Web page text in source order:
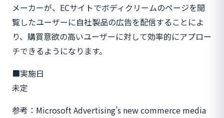
メーカーが、ECサイトでボディクリームのページを閲
覧したユーザーに自社製品の広告を配信することによ
り、購買意欲の高いユーザーに対して効率的にアプロー
チできるようになります。
■実施日
未定
参考：Microsoft Advertising’s new commerce media